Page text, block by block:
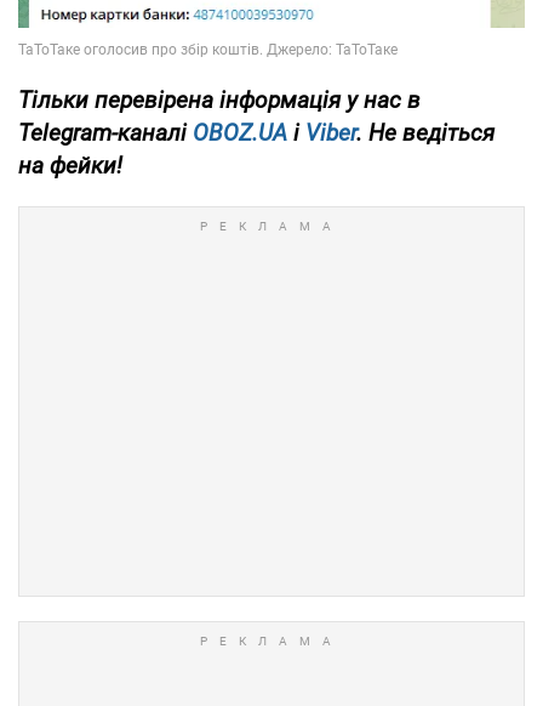
Тільки перевірена інформація у нас в
Telegram-каналі OBOZ.UA і Viber. Не ведіться
на фейки!